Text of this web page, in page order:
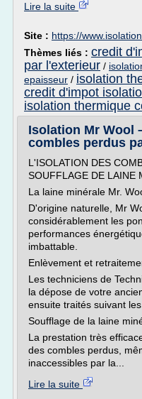
Lire la suite
Site : https://
Thèmes liés : credit
par l'exterieur /
epaisseur / isolation
credit d'impot
isolation thermique
Isolation Mr Wool
combles perdus
L'ISOLATION DES
SOUFFLAGE DE LAINE
La laine minérale Mr.
D'origine naturelle, Mr
considérablement les
performances
imbattable.
Enlèvement et
Les techniciens de
la dépose de votre
ensuite traités suivant
Soufflage de la laine
La prestation très
des combles perdus,
inaccessibles par la...
Lire la suite